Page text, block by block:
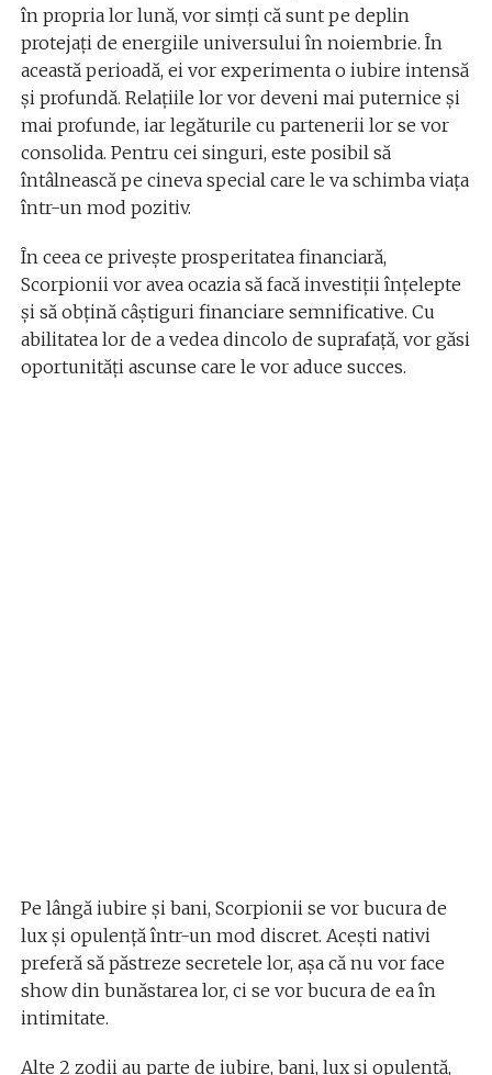
în propria lor lună, vor simți că sunt pe deplin
protejați de energiile universului în noiembrie. În
această perioadă, ei vor experimenta o iubire intensă
și profundă. Relațiile lor vor deveni mai puternice și
mai profunde, iar legăturile cu partenerii lor se vor
consolida. Pentru cei singuri, este posibil să
întâlnească pe cineva special care le va schimba viața
într-un mod pozitiv.
În ceea ce privește prosperitatea financiară,
Scorpionii vor avea ocazia să facă investiții înțelepte
și să obțină câștiguri financiare semnificative. Cu
abilitatea lor de a vedea dincolo de suprafață, vor găsi
oportunități ascunse care le vor aduce succes.
Pe lângă iubire și bani, Scorpionii se vor bucura de
lux și opulență într-un mod discret. Acești nativi
preferă să păstreze secretele lor, așa că nu vor face
show din bunăstarea lor, ci se vor bucura de ea în
intimitate.
Alte 2 zodii au parte de iubire, bani, lux și opulență,